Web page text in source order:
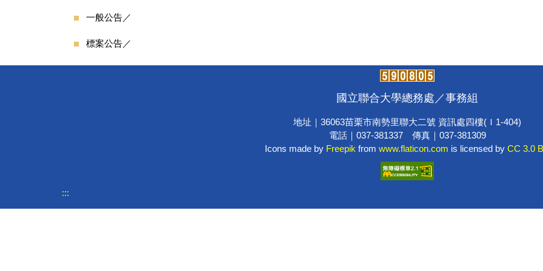
一般公告／
標案公告／
國立聯合大學總務處／事務組
地址｜36063苗栗市南勢里聯大二號 資訊處四樓(Ｉ1-404)
電話｜037-381337 傳真｜037-381309
Icons made by Freepik from www.flaticon.com is licensed by CC 3.0
:::